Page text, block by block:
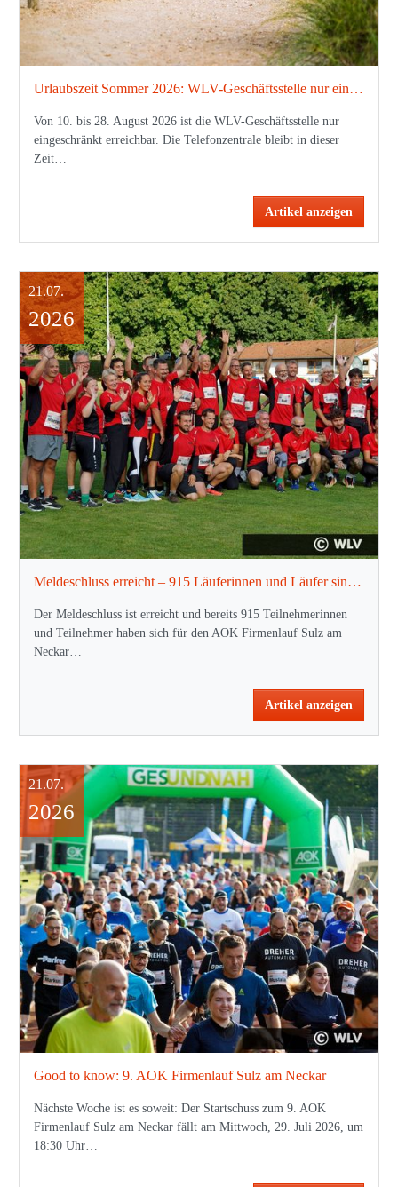
Urlaubszeit Sommer 2026: WLV-Geschäftsstelle nur eingeschränkt erreichbar
Von 10. bis 28. August 2026 ist die WLV-Geschäftsstelle nur
eingeschränkt erreichbar. Die Telefonzentrale bleibt in dieser
Zeit…
Artikel anzeigen
Meldeschluss erreicht – 915 Läuferinnen und Läufer sind dabei!
Der Meldeschluss ist erreicht und bereits 915 Teilnehmerinnen
und Teilnehmer haben sich für den AOK Firmenlauf Sulz am
Neckar…
Artikel anzeigen
21.07.
2026
Good to know: 9. AOK Firmenlauf Sulz am Neckar
Nächste Woche ist es soweit: Der Startschuss zum 9. AOK
Firmenlauf Sulz am Neckar fällt am Mittwoch, 29. Juli 2026, um
18:30 Uhr…
21.07.
2026